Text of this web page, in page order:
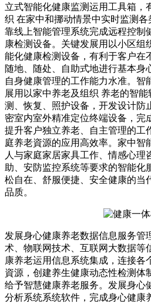
立式智能化健康监测运用工具箱，
织 在家中和挪动情景中实时监测
靠线上智能管理系统完成远程控制
康检测设备。关键发展用以小区组
能化健康检测设备，有利于客户在
随地、随处、自助式地进行基本身
自身健康管理的工作能力水准。智
展用以家中养老及组织 养老的智
测、恢复、照护设备，开发设计防
密室内室外精准定位终端设备，完
提升客户独立养老、自主管理的工
庭养老資源的应用高效率。家中智
人与家庭家居家具工作、情感心理
助、安防监控系统等要求的智能化
松自在、舒服便捷、安全健康的当
品质。
发展身心健康养老数据信息服务管
术、物联网技术、互联网大数据等
康养老运用信息系统集成，连接各
資源，创建养生健康动态性检测体
给予智慧健康养老服务。发展身心
分析系统系统软件，完成身心健康